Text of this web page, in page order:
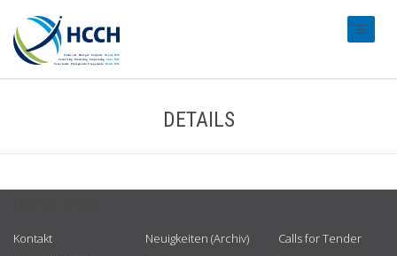
DETAILS
Kontakt
Neuigkeiten (Archiv)
Calls for Tender